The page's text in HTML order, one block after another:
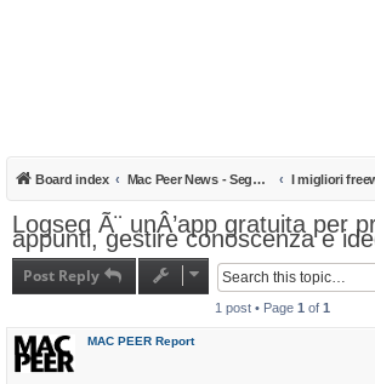
Board index Mac Peer News - Segnalazioni, notizie, recensioni
Logseq Ã¨ unÂ’app gratuita per
appunti, gestire conoscenza e
Post Reply
1 post • Page 1 of 1
MAC PEER Report